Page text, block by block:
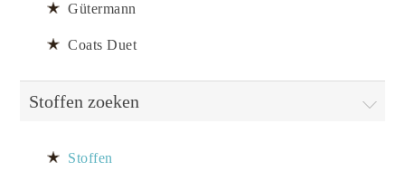
Gütermann
Coats Duet
Stoffen zoeken
Stoffen